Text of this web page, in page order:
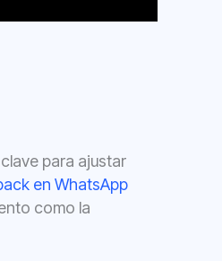
para ajustar
en WhatsApp
como la